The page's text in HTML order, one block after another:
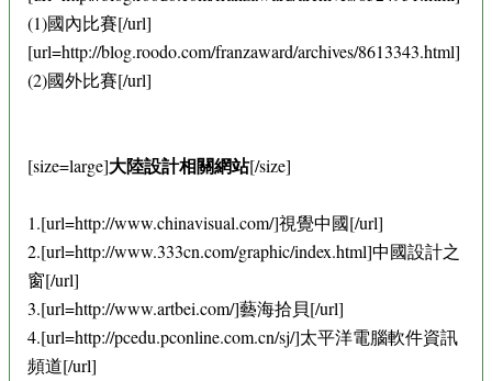
(1)國內比賽[/url]
[url=http://blog.roodo.com/franzaward/archives/8613343.html]
(2)國外比賽[/url]
[size=large]大陸設計相關網站[/size]
1.[url=http://www.chinavisual.com/]視覺中國[/url]
2.[url=http://www.333cn.com/graphic/index.html]中國設計之
窗[/url]
3.[url=http://www.artbei.com/]藝海拾貝[/url]
4.[url=http://pcedu.pconline.com.cn/sj/]太平洋電腦軟件資訊
頻道[/url]